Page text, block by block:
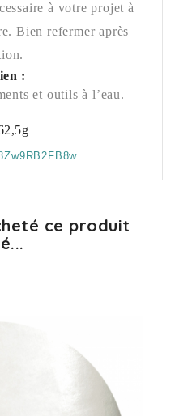
à votre projet à
Bien refermer après
:
et outils à l’eau.
ce produit